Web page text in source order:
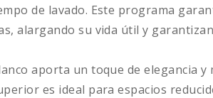
de lavado. Este programa
alargando su vida útil y
aporta un toque de elegancia
es ideal para espacios